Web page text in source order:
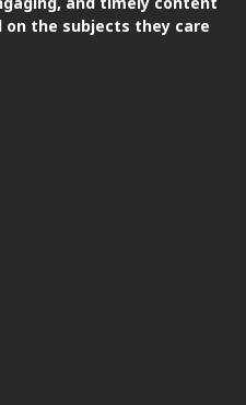
and timely content
the subjects they care